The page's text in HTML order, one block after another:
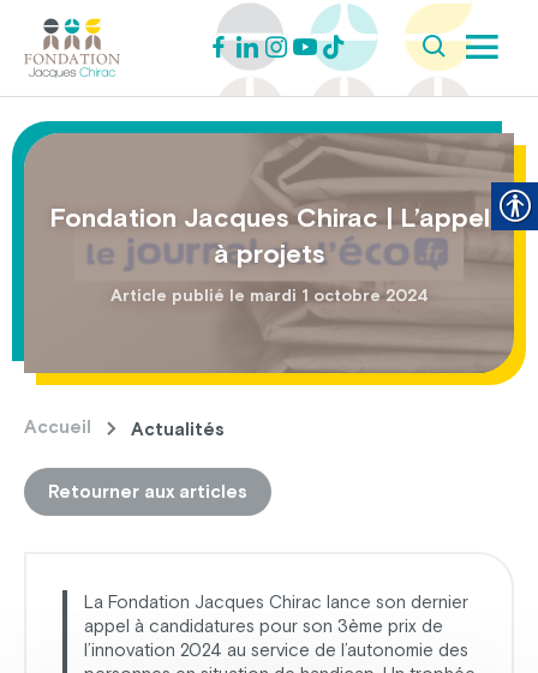
Fondation Jacques Chirac | L’appel
à projets
Article publié le mardi 1 octobre 2024
Accueil Actualités
Retourner aux articles
La Fondation Jacques Chirac lance son dernier
appel à candidatures pour son 3ème prix de
l’innovation 2024 au service de l’autonomie des